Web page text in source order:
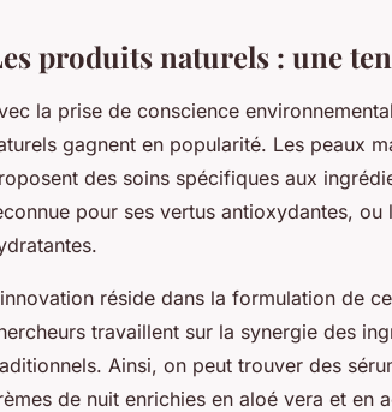
produits naturels : une
la prise de conscience
gagnent en popularité. Les peaux
des soins spécifiques aux
pour ses vertus antioxydantes,
réside dans la formulation de
travaillent sur la synergie des
Ainsi, on peut trouver des
de nuit enrichies en aloé vera et en